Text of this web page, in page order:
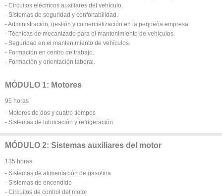
- Circuitos eléctricos auxiliares del vehículo.
- Sistemas de seguridad y confortabilidad.
- Administración, gestión y comercialización en la pequeña empresa.
- Técnicas de mecanizado para el mantenimiento de vehículos.
- Seguridad en el mantenimiento de vehículos.
- Formación en centro de trabajo.
- Formación y orientación laboral.
MÓDULO 1: Motores
95 horas
- Motores de dos y cuatro tiempos
- Sistemas de lubricación y refrigeración
MÓDULO 2: Sistemas auxiliares del motor
135 horas
- Sistemas de alimentación de gasolina
- Sistemas de encendido
- Circuitos de control del motor